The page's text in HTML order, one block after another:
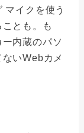
マイクを使う
とも。も
内蔵のパソ
いWebカメ